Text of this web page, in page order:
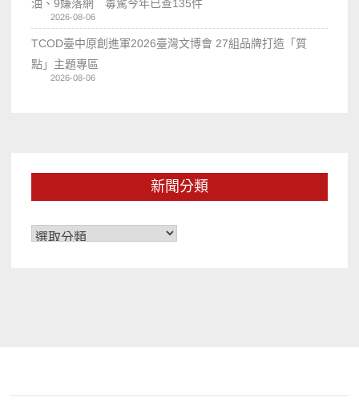
油、9嫌落網 毒駕今年已查135件
2026-08-06
TCOD臺中原創進軍2026臺灣文博會 27組品牌打造「質
點」主題專區
2026-08-06
新聞分類
新